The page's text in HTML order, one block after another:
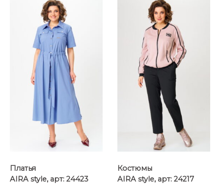
Платья
AIRA style, арт: 24423
Костюмы
AIRA style, арт: 24217